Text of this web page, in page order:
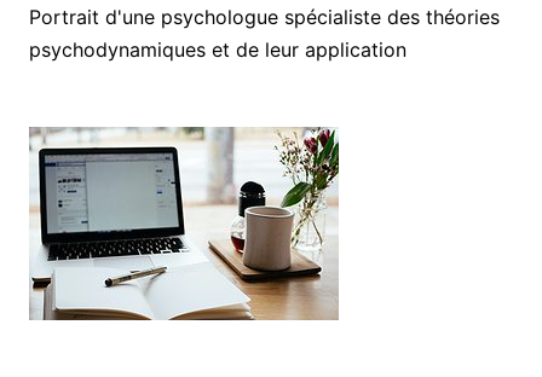
Portrait d'une psychologue spécialiste des théories
psychodynamiques et de leur application